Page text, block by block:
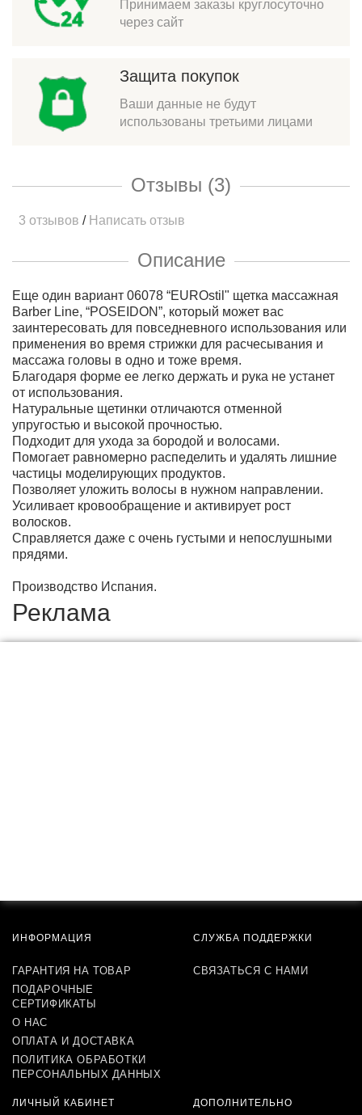
Принимаем заказы круглосуточно
через сайт
Защита покупок
Ваши данные не будут
использованы третьими лицами
Отзывы (3)
3 отзывов / Написать отзыв
Описание
Еще один вариант 06078 “EUROstil" щетка массажная
Barber Line, “POSEIDON”, который может вас
заинтересовать для повседневного использования или
применения во время стрижки для расчесывания и
массажа головы в одно и тоже время.
Благодаря форме ее легко держать и рука не устанет
от использования.
Натуральные щетинки отличаются отменной
упругостью и высокой прочностью.
Подходит для ухода за бородой и волосами.
Помогает равномерно распеделить и удалять лишние
частицы моделирующих продуктов.
Позволяет уложить волосы в нужном направлении.
Усиливает кровообращение и активирует рост
волосков.
Справляется даже с очень густыми и непослушными
прядями.
Производство Испания.
Реклама
ИНФОРМАЦИЯ
ГАРАНТИЯ НА ТОВАР
ПОДАРОЧНЫЕ
СЕРТИФИКАТЫ
О НАС
ОПЛАТА И ДОСТАВКА
ПОЛИТИКА ОБРАБОТКИ
ПЕРСОНАЛЬНЫХ ДАННЫХ
СЛУЖБА ПОДДЕРЖКИ
СВЯЗАТЬСЯ С НАМИ
ЛИЧНЫЙ КАБИНЕТ ДОПОЛНИТЕЛЬНО